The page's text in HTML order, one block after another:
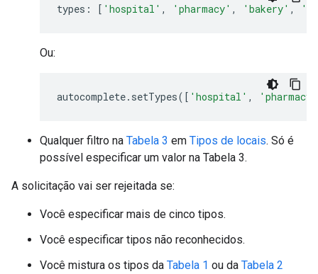
types : [ 'hospital' , 'pharmacy' , 'bakery' ,
Ou:
autocomplete. setTypes([ 'hospital' , 'pharmacy'
Qualquer filtro na Tabela 3 em Tipos de locais. Só é
possível especificar um valor na Tabela 3.
A solicitação vai ser rejeitada se:
Você especificar mais de cinco tipos.
Você especificar tipos não reconhecidos.
Você mistura os tipos da Tabela 1 ou da Tabela 2